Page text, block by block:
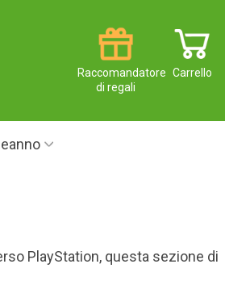
Carrello
Raccomandatore
di regali
PlayStation, questa sezione di